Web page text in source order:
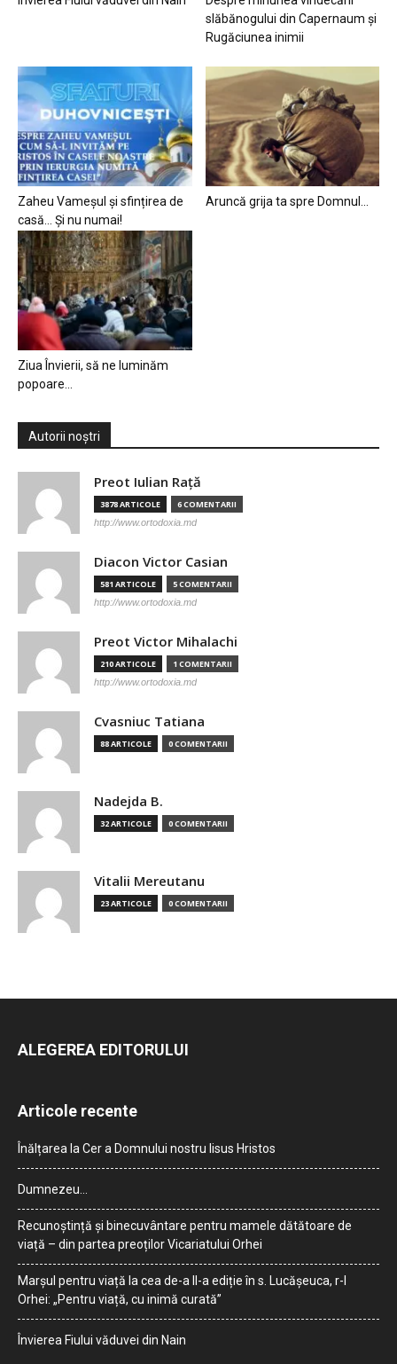
slăbănogului din Capernaum și
Rugăciunea inimii
Zaheu Vameșul și sfințirea de
casă… Și nu numai!
Aruncă grija ta spre Domnul…
Ziua Învierii, să ne luminăm
popoare…
Autorii noștri
Preot Iulian Raţă
3878 ARTICOLE 6 COMENTARII
http://www.ortodoxia.md
Diacon Victor Casian
581 ARTICOLE 5 COMENTARII
http://www.ortodoxia.md
Preot Victor Mihalachi
210 ARTICOLE 1 COMENTARII
http://www.ortodoxia.md
Cvasniuc Tatiana
88 ARTICOLE 0 COMENTARII
Nadejda B.
32 ARTICOLE 0 COMENTARII
Vitalii Mereutanu
23 ARTICOLE 0 COMENTARII
ALEGEREA EDITORULUI
Articole recente
Înălțarea la Cer a Domnului nostru Iisus Hristos
Dumnezeu…
Recunoștință și binecuvântare pentru mamele dătătoare de
viață – din partea preoților Vicariatului Orhei
Marșul pentru viață la cea de-a II-a ediție în s. Lucășeuca, r-l
Orhei: „Pentru viață, cu inimă curată”
Învierea Fiului văduvei din Nain